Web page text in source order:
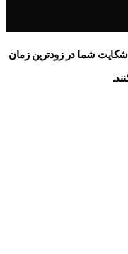
شما در زودترین زمان